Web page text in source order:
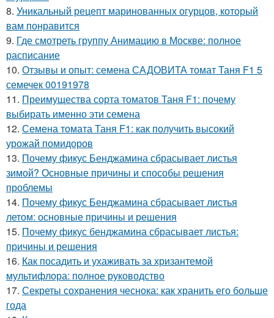
8. Уникальный рецепт маринованных огурцов, который
вам понравится
9. Где смотреть группу Анимацию в Москве: полное
расписание
10. Отзывы и опыт: семена САДОВИТА томат Таня F1 5
семечек 00191978
11. Преимущества сорта томатов Таня F1: почему
выбирать именно эти семена
12. Семена томата Таня F1: как получить высокий
урожай помидоров
13. Почему фикус Бенджамина сбрасывает листья
зимой? Основные причины и способы решения
проблемы
14. Почему фикус Бенджамина сбрасывает листья
летом: основные причины и решения
15. Почему фикус бенджамина сбрасывает листья:
причины и решения
16. Как посадить и ухаживать за хризантемой
мультифлора: полное руководство
17. Секреты сохранения чеснока: как хранить его больше
года